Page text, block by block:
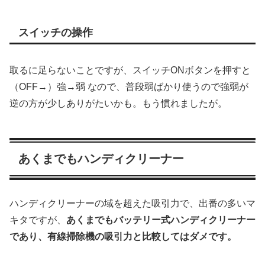
スイッチの操作
取るに足らないことですが、スイッチONボタンを押すと
（OFF→）強→弱 なので、普段弱ばかり使うので強弱が
逆の方が少しありがたいかも。もう慣れましたが。
あくまでもハンディクリーナー
ハンディクリーナーの域を超えた吸引力で、出番の多いマ
キタですが、 あくまでもバッテリー式ハンディクリーナー
であり、有線掃除機の吸引力と比較してはダメです。